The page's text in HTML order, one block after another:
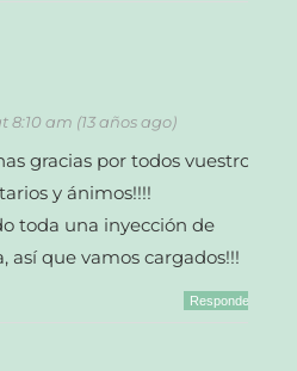
8:10 am (13 años ago)
gracias por todos vuestros
y ánimos!!!!
toda una inyección de
así que vamos cargados!!!
Responder